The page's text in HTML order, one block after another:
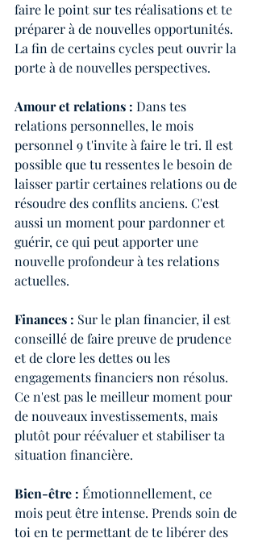
faire le point sur tes réalisations et te
préparer à de nouvelles opportunités.
La fin de certains cycles peut ouvrir la
porte à de nouvelles perspectives.
Amour et relations : Dans tes
relations personnelles, le mois
personnel 9 t'invite à faire le tri. Il est
possible que tu ressentes le besoin de
laisser partir certaines relations ou de
résoudre des conflits anciens. C'est
aussi un moment pour pardonner et
guérir, ce qui peut apporter une
nouvelle profondeur à tes relations
actuelles.
Finances : Sur le plan financier, il est
conseillé de faire preuve de prudence
et de clore les dettes ou les
engagements financiers non résolus.
Ce n'est pas le meilleur moment pour
de nouveaux investissements, mais
plutôt pour réévaluer et stabiliser ta
situation financière.
Bien-être : Émotionnellement, ce
mois peut être intense. Prends soin de
toi en te permettant de te libérer des